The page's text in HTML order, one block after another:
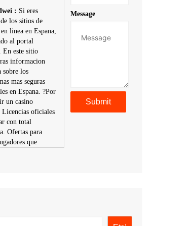
: Si eres
los sitios de
en linea en Espana,
al portal
En este sitio
informacion
sobre los
mas seguras
en Espana. ?Por
un casino
Licencias oficiales
con total
Ofertas para
que
pago,
Message